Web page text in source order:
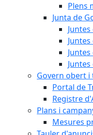
Plens
Junta de
Govern obert
Portal de
Registre
Plans i
Mesures